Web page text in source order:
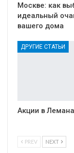
Москве: как
идеальный
вашего дома
ДРУГИЕ СТАТЬИ
Акции в
PREV NEXT